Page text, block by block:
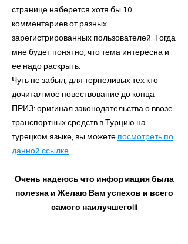
странице наберется хотя бы 10
комментариев от разных
зарегистрированных пользователей. Тогда
мне будет понятно, что тема интересна и
ее надо раскрыть.
Чуть не забыл, для терпеливых тех кто
дочитал мое повествование до конца
ПРИЗ: оригинал законодательства о ввозе
транспортных средств в Турцию на
турецком языке, вы можете посмотреть по
данной ссылке
Очень надеюсь что информация была
полезна и Желаю Вам успехов и всего
самого наилучшего!!!